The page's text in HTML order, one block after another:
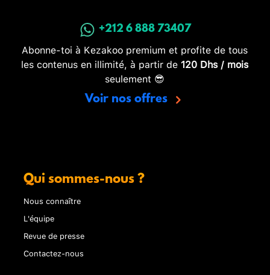
+212 6 888 73407
Abonne-toi à Kezakoo premium et profite de tous
les contenus en illimité, à partir de 120 Dhs / mois
seulement 😎
Voir nos offres
Qui sommes-nous ?
Nous connaître
L'équipe
Revue de presse
Contactez-nous